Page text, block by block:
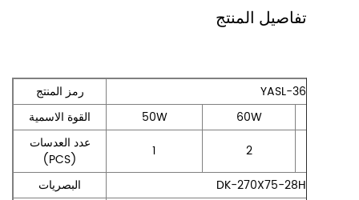
تفاصيل المنتج
‏رمز المنتج‏
YASL-36-440
‏القوة الاسمية‏
50W 60W
‏عدد العدسات
1 2
‏البصريات‏